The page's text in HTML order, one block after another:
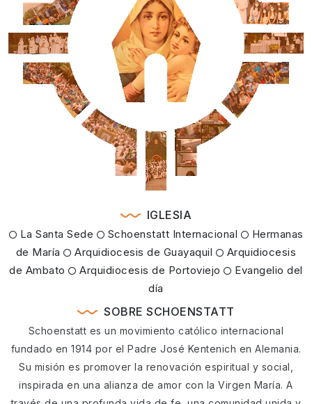
IGLESIA
La Santa Sede Schoenstatt Internacional
Hermanas
de María
Arquidiocesis de Guayaquil
Arquidiocesis
de Ambato
Arquidiocesis de Portoviejo
Evangelio del
día
SOBRE SCHOENSTATT
Schoenstatt es un movimiento católico internacional
fundado en 1914 por el Padre José Kentenich en Alemania.
Su misión es promover la renovación espiritual y social,
inspirada en una alianza de amor con la Virgen María. A